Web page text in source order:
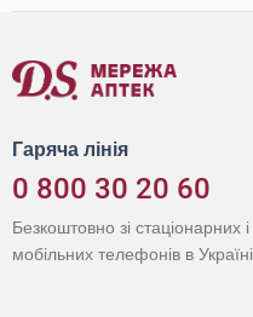
Гаряча лінія
0 800 30 20 60
Безкоштовно зі стаціонарних і
мобільних телефонів в Україні